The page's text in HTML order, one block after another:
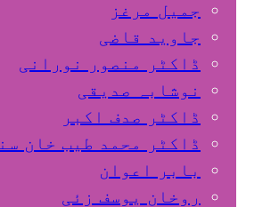
جمیل مرغز
جاوید قاضی
ڈاکٹر منصور نورانی
نوشابہ صدیقی
ڈاکٹر صدف اکبر
ڈاکٹر محمد طیب خان
بابر اعوان
روخان یوسف زئی